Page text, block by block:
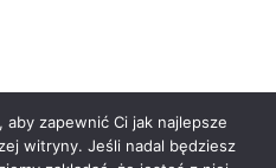
zapewnić Ci jak najlepsze
witryny. Jeśli nadal będziesz